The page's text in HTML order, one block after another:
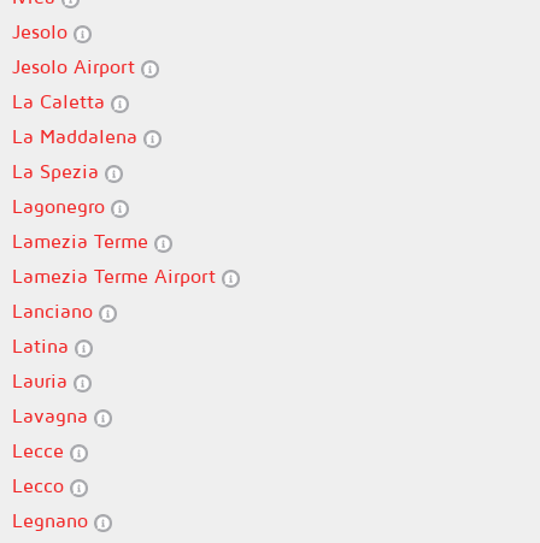
Jesolo
Jesolo Airport
La Caletta
La Maddalena
La Spezia
Lagonegro
Lamezia Terme
Lamezia Terme Airport
Lanciano
Latina
Lauria
Lavagna
Lecce
Lecco
Legnano